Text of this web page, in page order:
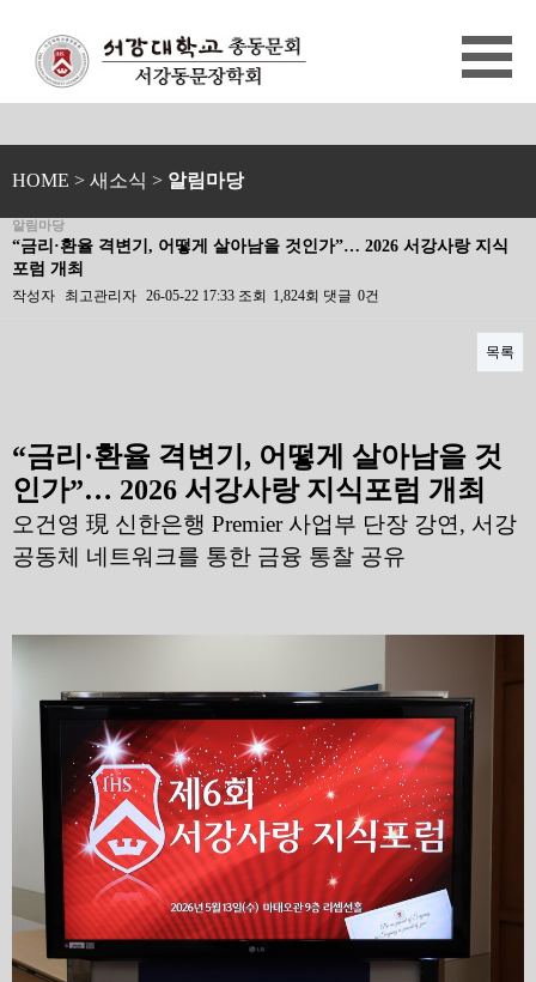
HOME > 새소식 > 알림마당
알림마당
“금리·환율 격변기, 어떻게 살아남을 것인가”… 2026 서강사랑 지식
포럼 개최
작성자 최고관리자 26-05-22 17:33 조회 1,824회 댓글 0건
목록
“금리 ·환율 격변기 , 어떻게 살아남을 것
인가”… 2026 서강사랑 지식포럼 개최
오건영 現 신한은행 Premier 사업부 단장 강연 , 서강
공동체 네트워크를 통한 금융 통찰 공유